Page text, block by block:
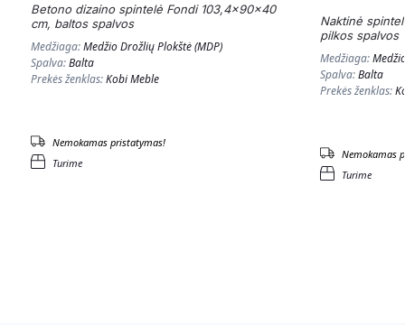
Betono dizaino spintelė Fondi 103,4x90x40
cm, baltos spalvos
Medžiaga:Medžio Drožlių Plokštė (MDP)
Spalva:Balta
Prekės ženklas:Kobi Meble
Turime
Nemokamas pristatymas!
Naktinė
pilkos spalvos
Medžiaga:
Spalva:Balta
Prekės ženklas:
Turime
Nemokamas